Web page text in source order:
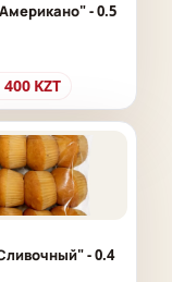
- 0.5
400 KZT
- 0.4